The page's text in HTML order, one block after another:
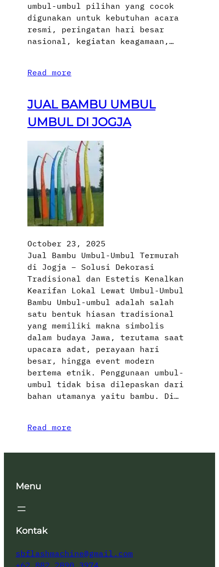
umbul-umbul pilihan yang cocok
digunakan untuk kebutuhan acara
resmi, peringatan hari besar
nasional, kegiatan keagamaan,…
Read more
JUAL BAMBU UMBUL
UMBUL DI JOGJA
October 23, 2025
Jual Bambu Umbul-Umbul Termurah
di Jogja – Solusi Dekorasi
Tradisional dan Estetis Kenalkan
Kearifan Lokal Lewat Umbul-Umbul
Bambu Umbul-umbul adalah salah
satu bentuk hiasan tradisional
yang memiliki makna simbolis
dalam budaya Jawa, terutama saat
upacara adat, perayaan hari
besar, hingga event modern
bertema etnik. Penggunaan umbul-
umbul tidak bisa dilepaskan dari
bahan utamanya yaitu bambu. Di…
Read more
Menu
Kontak
sbflashmachine@gmail.com
+62 882 2890 3974